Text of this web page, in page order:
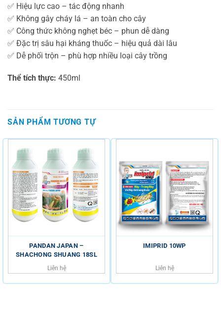
✅ Hiệu lực cao – tác động nhanh
✅ Không gây cháy lá – an toàn cho cây
✅ Công thức không nghẹt béc – phun dễ dàng
✅ Đặc trị sâu hại kháng thuốc – hiệu quả dài lâu
✅ Dễ phối trộn – phù hợp nhiều loại cây trồng
Thể tích thực: 450ml
SẢN PHẨM TƯƠNG TỰ
PANDAN JAPAN –
SHACHONG SHUANG 18SL
Liên hệ
IMIPRID 10WP
Liên hệ